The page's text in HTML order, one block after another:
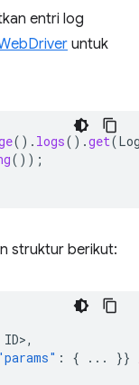
entri log
untuk
(). logs().get(
());
struktur berikut:
ID>,
: { ... }}